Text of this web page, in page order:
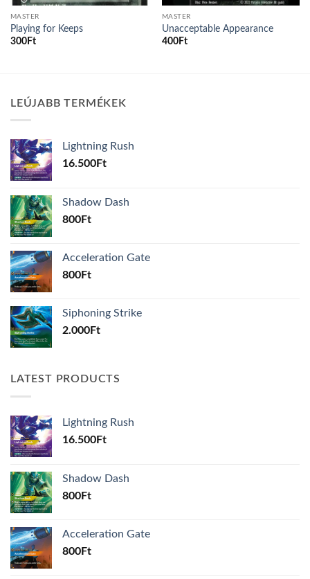
MASTER
Playing for Keeps
300Ft
MASTER
Unacceptable Appearance
400Ft
LEÚJABB TERMÉKEK
Lightning Rush
16.500Ft
Shadow Dash
800Ft
Acceleration Gate
800Ft
Siphoning Strike
2.000Ft
LATEST PRODUCTS
Lightning Rush
16.500Ft
Shadow Dash
800Ft
Acceleration Gate
800Ft